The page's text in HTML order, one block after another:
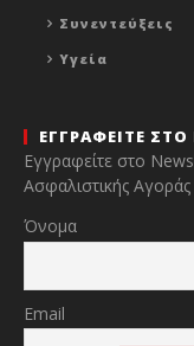
Συνεντεύξεις
Υγεία
ΕΓΓΡΑΦΕΙΤΕ ΣΤΟ
Εγγραφείτε στο
Ασφαλιστικής
Όνομα
Email